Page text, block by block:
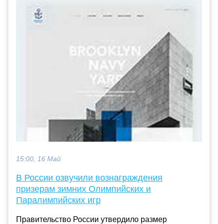
15:00, 16 Май
В России озвучили вознаграждения
призерам зимних Олимпийских и
Паралимпийских игр
Правительство России утвердило размер